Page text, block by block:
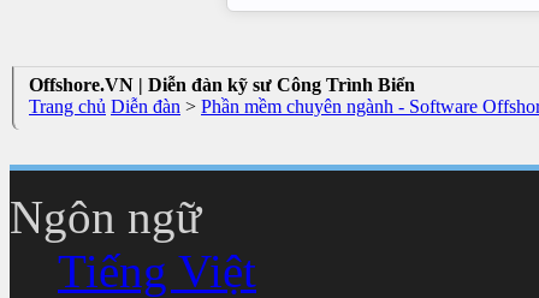
Offshore.VN | Diễn đàn kỹ sư Công Trình Biển
Trang chủ Diễn đàn > Phần mềm chuyên ngành - Software
Ngôn ngữ
Tiếng Việt